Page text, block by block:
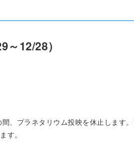
12/28）
、プラネタリウム投映を休止します
す。